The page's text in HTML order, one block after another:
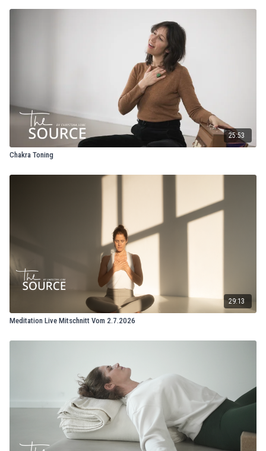
25:53
Chakra Toning
29:13
Meditation Live Mitschnitt Vom 2.7.2026